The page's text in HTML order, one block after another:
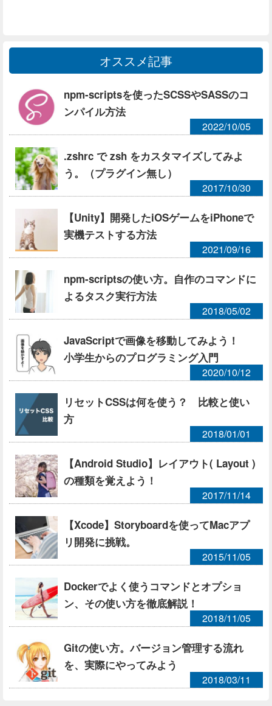
オススメ記事
npm-scriptsを使ったSCSSやSASSのコ
ンパイル方法
2022/10/05
.zshrc で zsh をカスタマイズしてみよ
う。（プラグイン無し）
2017/10/30
【Unity】開発したiOSゲームをiPhoneで
実機テストする方法
2021/09/16
npm-scriptsの使い方。自作のコマンドに
よるタスク実行方法
2018/05/02
JavaScriptで画像を移動してみよう！
小学生からのプログラミング入門
2020/10/12
リセットCSSは何を使う？ 比較と使い
方
2018/01/01
【Android Studio】レイアウト( Layout )
の種類を覚えよう！
2017/11/14
【Xcode】Storyboardを使ってMacアプ
リ開発に挑戦。
2015/11/05
Dockerでよく使うコマンドとオプショ
ン、その使い方を徹底解説！
2018/11/05
Gitの使い方。バージョン管理する流れ
を、実際にやってみよう
2018/03/11